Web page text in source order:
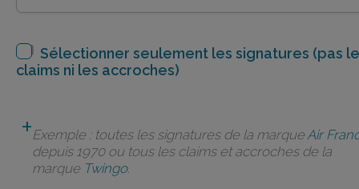
Sélectionner seulement les signatures (pas
claims ni les accroches)
Exemple : toutes les signatures de la marqueAir
depuis 1970 ou tous les claims et accroches de la
marque Twingo.